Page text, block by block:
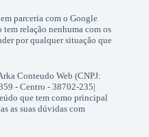
parceria com o Google
tem relação nenhuma com os
por qualquer situação que
Conteudo Web (CNPJ:
- Centro - 38702-235|
que tem como principal
as suas dúvidas com